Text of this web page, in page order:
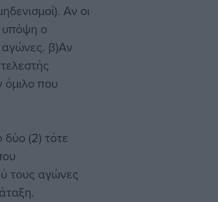
Αν οι
υπόψη ο
β)Αν
που
δύο (2) τότε
τους αγώνες